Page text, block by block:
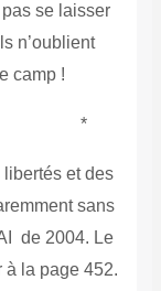
se laisser
n’oublient
camp !
libertés et des
sans
de 2004. Le
la page 452.